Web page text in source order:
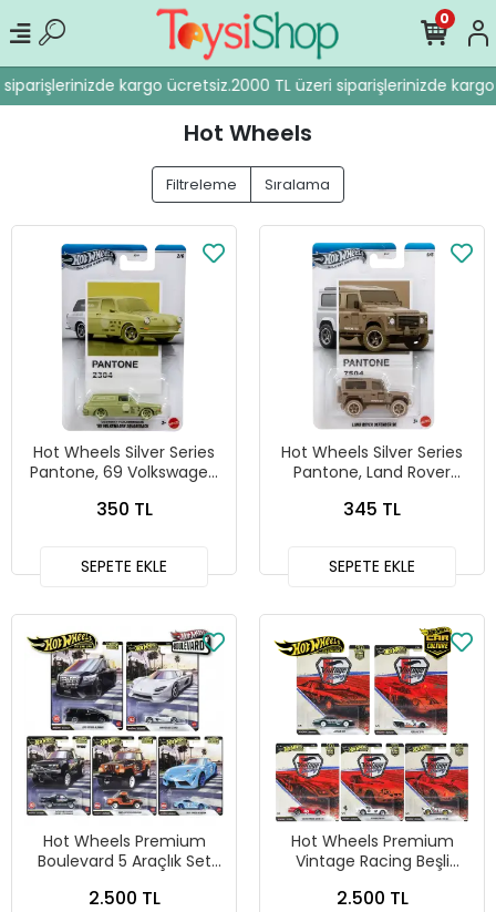
kargo ücretsiz.2000 TL üzeri siparişlerinizde kargo
0
Hot Wheels
Filtreleme Sıralama
Hot Wheels Silver Series
Pantone, 69 Volkswagen
350 TL
SEPETE EKLE
Hot Wheels Silver Series
Pantone, Land Rover
345 TL
SEPETE EKLE
Hot Wheels Premium
Boulevard 5 Araçlık Set
2.500 TL
Hot Wheels Premium
Vintage Racing Beşli
2.500 TL